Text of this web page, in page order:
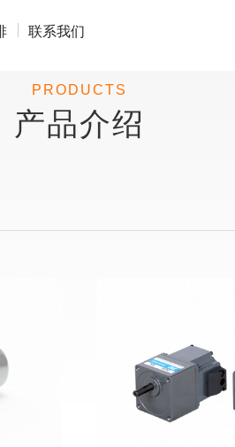
联系我们
PRODUCTS
产品介绍